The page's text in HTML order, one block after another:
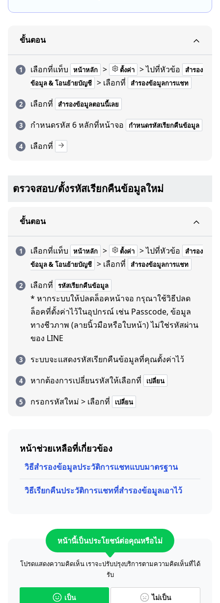
ขั้นตอน
เลือกที่แท็บ หน้าหลัก > ตั้งค่า > ไปที่หัวข้อ
สำรอง
ข้อมูล & โอนย้ายบัญชี > เลือกที่ สำรองข้อมูลการแชท
เลือกที่ สำรองข้อมูลตอนนี้เลย
กำหนดรหัส 6 หลักที่หน้าจอ กำหนดรหัสเรียกคืนข้อมูล
เลือกที่
ตรวจสอบ/ตั้งรหัสเรียกคืนข้อมูลใหม่
ขั้นตอน
เลือกที่แท็บ หน้าหลัก > ตั้งค่า > ไปที่หัวข้อ
สำรอง
ข้อมูล & โอนย้ายบัญชี > เลือกที่ สำรองข้อมูลการแชท
เลือกที่ รหัสเรียกคืนข้อมูล
* หากระบบให้ปลดล็อคหน้าจอ กรุณาใช้วิธีปลด
ล็อคที่ตั้งค่าไว้ในอุปกรณ์ เช่น Passcode, ข้อมูล
ทางชีวภาพ (ลายนิ้วมือหรือใบหน้า) ไม่ใช่รหัสผ่าน
ของ LINE
ระบบจะแสดงรหัสเรียกคืนข้อมูลที่คุณตั้งค่าไว้
หากต้องการเปลี่ยนรหัสให้เลือกที่
เปลี่ยน
กรอกรหัสใหม่ > เลือกที่ เปลี่ยน
หน้าช่วยเหลือที่เกี่ยวข้อง
วิธีสำรองข้อมูลประวัติการแชทแบบมาตรฐาน
วิธีเรียกคืนประวัติการแชทที่สำรองข้อมูลเอาไว้
หน้านี้เป็นประโยชน์ต่อคุณหรือไม่
โปรดแสดงความคิดเห็น เราจะปรับปรุงบริการตามความคิดเห็นที่ได้
รับ
เป็น ไม่เป็น